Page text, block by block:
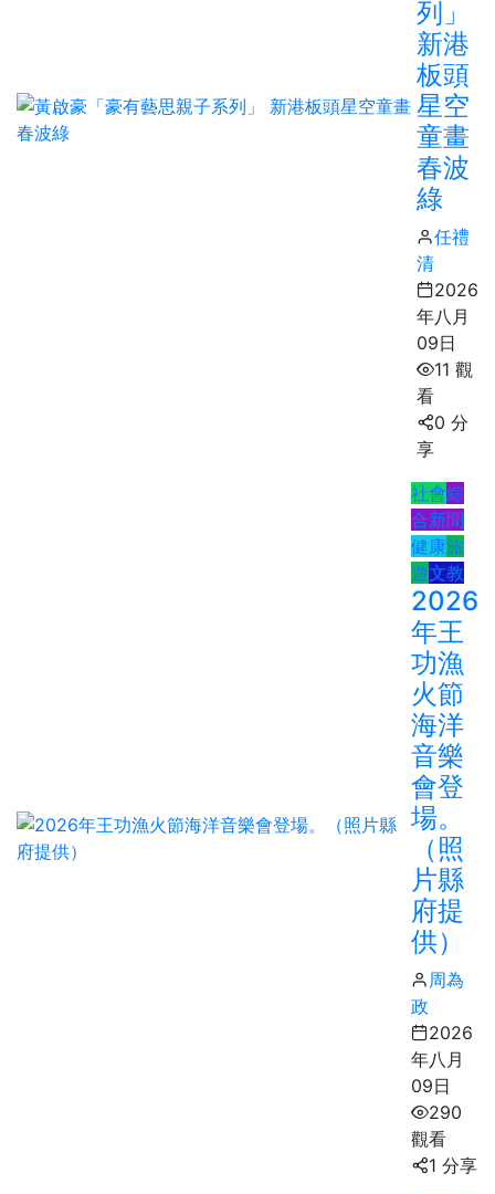
列」
新港
板頭
星空
童畫
春波
綠
任禮
清
2026
年八月
09日
11 觀
看
0 分
享
社會綜
合新聞
健康旅
遊文教
2026
年王
功漁
火節
海洋
音樂
會登
場。
（照
片縣
府提
供）
周為
政
2026
年八月
09日
290
觀看
1 分享